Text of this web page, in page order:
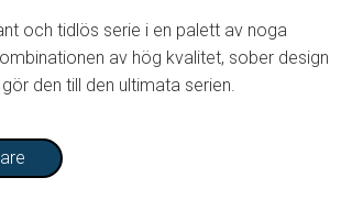
och tidlös serie i en palett av noga
av hög kvalitet, sober design
den till den ultimata serien.